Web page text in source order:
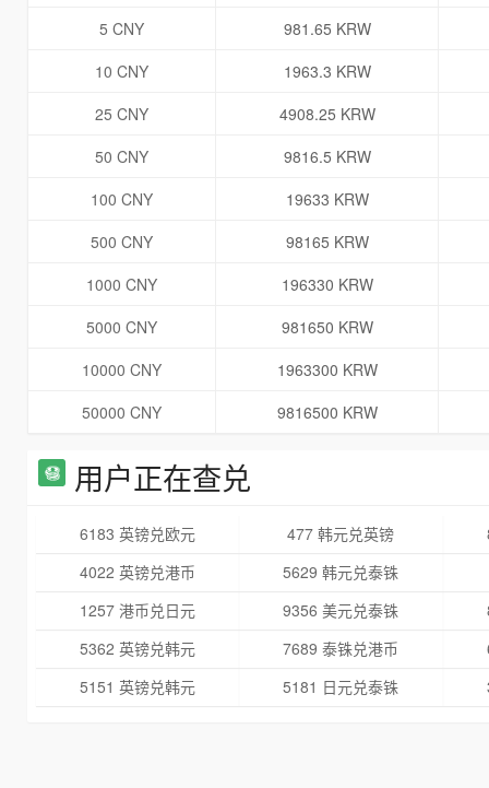
5 CNY
981.65 KRW
10 CNY
1963.3 KRW
25 CNY
4908.25 KRW
50 CNY
9816.5 KRW
100 CNY
19633 KRW
500 CNY
98165 KRW
1000 CNY
196330 KRW
5000 CNY
981650 KRW
10000 CNY
1963300 KRW
50000 CNY
9816500 KRW
用户正在查兑
6183 英镑兑欧元 477 韩元兑英镑
4022 英镑兑港币
5629 韩元兑泰铢
1257 港币兑日元
9356 美元兑泰铢
5362 英镑兑韩元
7689 泰铢兑港币
5151 英镑兑韩元
5181 日元兑泰铢